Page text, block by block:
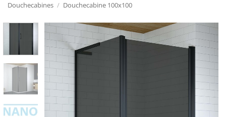
Douchecabines / Douchecabine 100x100